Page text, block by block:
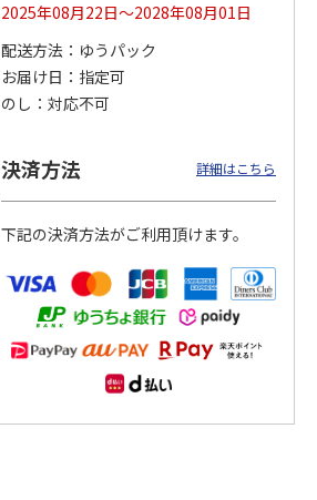
2025年08月22日～2028年08月01日
配送方法
ゆうパック
お届け日
指定可
のし
対応不可
決済方法 詳細はこちら
下記の決済方法がご利用頂けます。